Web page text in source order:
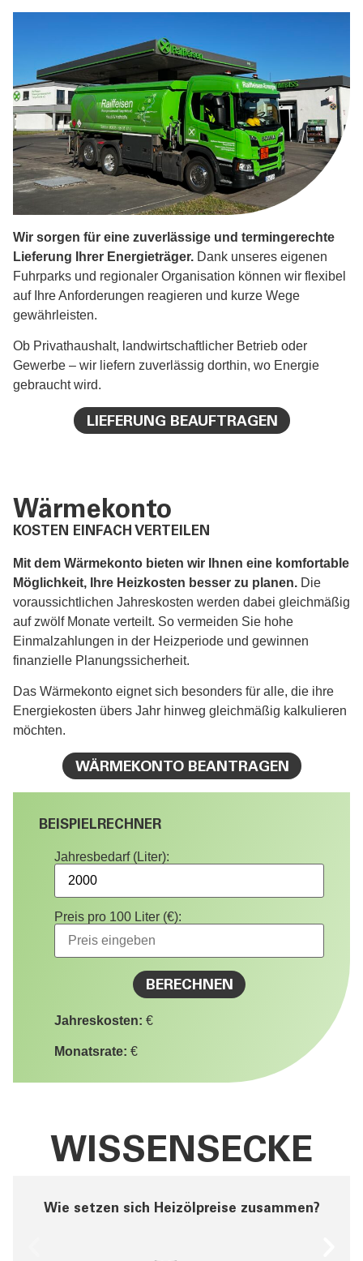
Wir sorgen für eine zuverlässige und termingerechte
Lieferung Ihrer Energieträger. Dank unseres eigenen
Fuhrparks und regionaler Organisation können wir flexibel
auf Ihre Anforderungen reagieren und kurze Wege
gewährleisten.
Ob Privathaushalt, landwirtschaftlicher Betrieb oder
Gewerbe – wir liefern zuverlässig dorthin, wo Energie
gebraucht wird.
LIEFERUNG BEAUFTRAGEN
BEISPIELRECHNER
Jahresbedarf (Liter):
Preis pro 100 Liter (€):
BERECHNEN
Jahreskosten: €
Monatsrate: €
Wärmekonto
KOSTEN EINFACH VERTEILEN
Mit dem Wärmekonto bieten wir Ihnen eine komfortable
Möglichkeit, Ihre Heizkosten besser zu planen. Die
voraussichtlichen Jahreskosten werden dabei gleichmäßig
auf zwölf Monate verteilt. So vermeiden Sie hohe
Einmalzahlungen in der Heizperiode und gewinnen
finanzielle Planungssicherheit.
Das Wärmekonto eignet sich besonders für alle, die ihre
Energiekosten übers Jahr hinweg gleichmäßig kalkulieren
möchten.
WÄRMEKONTO BEANTRAGEN
WISSENSECKE
Wie setzen sich Heizölpreise zusammen?